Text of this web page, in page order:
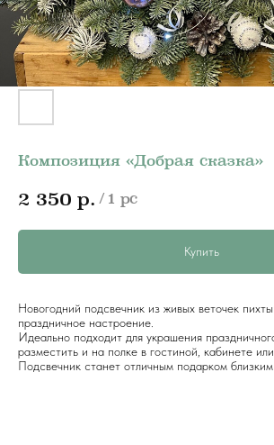
Композиция «Добрая сказка»
2 350 р. / 1 pc
Купить
Новогодний подсвечник из живых веточек
праздничное настроение.
Идеально подходит для украшения
разместить и на полке в гостиной, кабинете
Подсвечник станет отличным подарком